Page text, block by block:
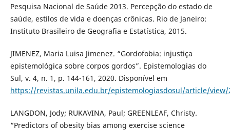
Pesquisa Nacional de Saúde 2013. Percepção do estado de
saúde, estilos de vida e doenças crônicas. Rio de Janeiro:
Instituto Brasileiro de Geografia e Estatística, 2015.
JIMENEZ, Maria Luisa Jimenez. “Gordofobia: injustiça
epistemológica sobre corpos gordos”. Epistemologias do
Sul, v. 4, n. 1, p. 144-161, 2020. Disponível em
https://revistas.unila.edu.br/epistemologiasdosul/article/view/
LANGDON, Jody; RUKAVINA, Paul; GREENLEAF, Christy.
“Predictors of obesity bias among exercise science